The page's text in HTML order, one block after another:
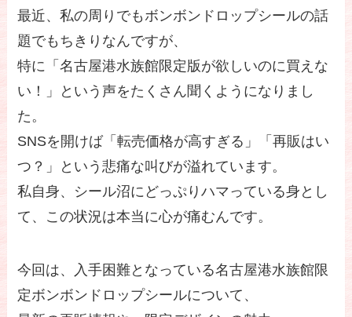
最近、私の周りでもボンボンドロップシールの話
題でもちきりなんですが、
特に「名古屋港水族館限定版が欲しいのに買えな
い！」という声をたくさん聞くようになりまし
た。
SNSを開けば「転売価格が高すぎる」「再販はい
つ？」という悲痛な叫びが溢れています。
私自身、シール沼にどっぷりハマっている身とし
て、この状況は本当に心が痛むんです。
今回は、入手困難となっている名古屋港水族館限
定ボンボンドロップシールについて、